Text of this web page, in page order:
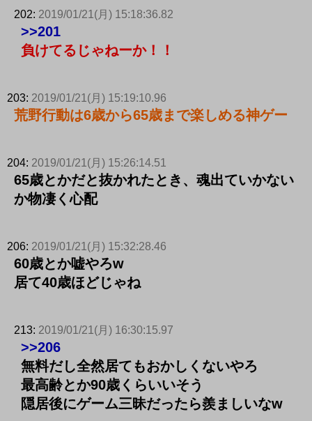
202: 2019/01/21(月) 15:18:36.82
>>201
負けてるじゃねーか！！
203: 2019/01/21(月) 15:19:10.96
荒野行動は6歳から65歳まで楽しめる神ゲー
204: 2019/01/21(月) 15:26:14.51
65歳とかだと抜かれたとき、魂出ていかない
か物凄く心配
206: 2019/01/21(月) 15:32:28.46
60歳とか嘘やろw
居て40歳ほどじゃね
213: 2019/01/21(月) 16:30:15.97
>>206
無料だし全然居てもおかしくないやろ
最高齢とか90歳くらいいそう
隠居後にゲーム三昧だったら羨ましいなw